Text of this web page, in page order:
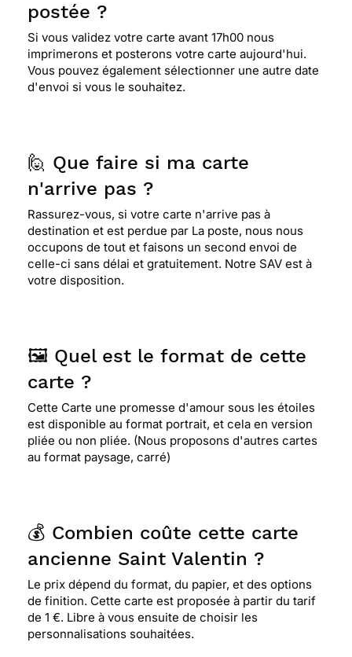
postée ?
Si vous validez votre carte avant 17h00 nous
imprimerons et posterons votre carte aujourd'hui.
Vous pouvez également sélectionner une autre date
d'envoi si vous le souhaitez.
🙋 Que faire si ma carte
n'arrive pas ?
Rassurez-vous, si votre carte n'arrive pas à
destination et est perdue par La poste, nous nous
occupons de tout et faisons un second envoi de
celle-ci sans délai et gratuitement. Notre SAV est à
votre disposition.
🖼️ Quel est le format de cette
carte ?
Cette Carte une promesse d'amour sous les étoiles
est disponible au format portrait, et cela en version
pliée ou non pliée. (Nous proposons d'autres cartes
au format paysage, carré)
💰 Combien coûte cette carte
ancienne Saint Valentin ?
Le prix dépend du format, du papier, et des options
de finition. Cette carte est proposée à partir du tarif
de 1 €. Libre à vous ensuite de choisir les
personnalisations souhaitées.